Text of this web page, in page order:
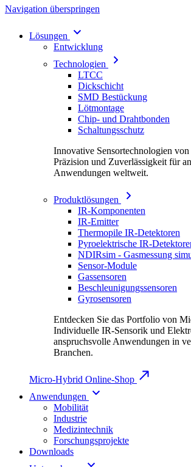
Navigation überspringen
Lösungen
Entwicklung
Technologien
LTCC
Dickschicht
SMD Bestückung
Lötmontage
Chip- und Drahtbonden
Schaltungsschutz
Innovative Sensortechnologien
Präzision und Zuverlässigkeit für
Anwendungen weltweit.
Produktlösungen
IR-Komponenten
IR-Emitter
Thermopile IR-Detektoren
Pyroelektrische IR-
NDIRsim - Gasmessung
Sensor-Module
Gassensoren
Beschleunigungssensoren
Gyrosensoren
Entdecken Sie das Portfolio von
Individuelle IR-Sensorik und
anspruchsvolle Anwendungen in
Branchen.
Micro-Hybrid Online-Shop
Anwendungen
Mobilität
Industrie
Medizintechnik
Forschungsprojekte
Downloads